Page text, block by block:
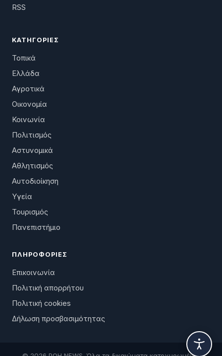
RSS
ΚΑΤΗΓΟΡΊΕΣ
Τοπικά
Ελλάδα
Αγροτικά
Οικονομία
Κοινωνία
Πολιτισμός
Αστυνομικά
Αθλητισμός
Αυτοδιοίκηση
Υγεία
Τουρισμός
Πανεπιστήμιο
ΠΛΗΡΟΦΟΡΊΕΣ
Επικοινωνία
Πολιτική απορρήτου
Πολιτική cookies
Δήλωση προσβασιμότητας